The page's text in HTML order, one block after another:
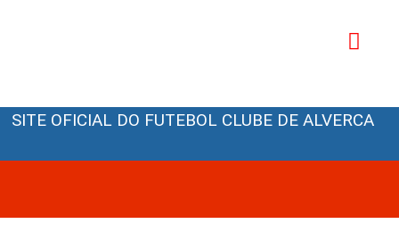
conteúdo
SITE OFICIAL DO FUTEBOL CLUBE DE ALVERCA